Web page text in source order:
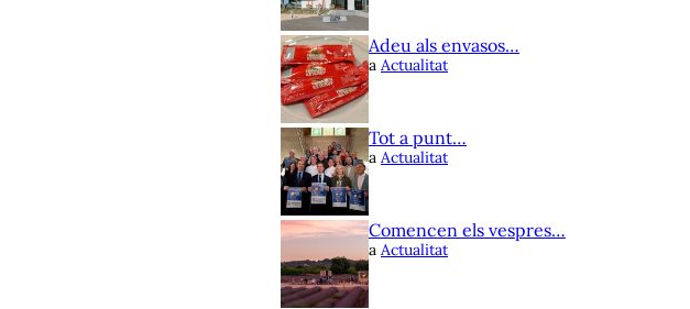
Adeu als envasos…
a Actualitat
Tot a punt…
a Actualitat
Comencen els vespres…
a Actualitat